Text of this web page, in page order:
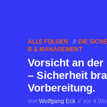
ALLE FOLGEN DIE
R & MANAGEMENT
Vorsicht an
– Sicherheit
Vorbereitung.
von Wolfgang Eck vor 4